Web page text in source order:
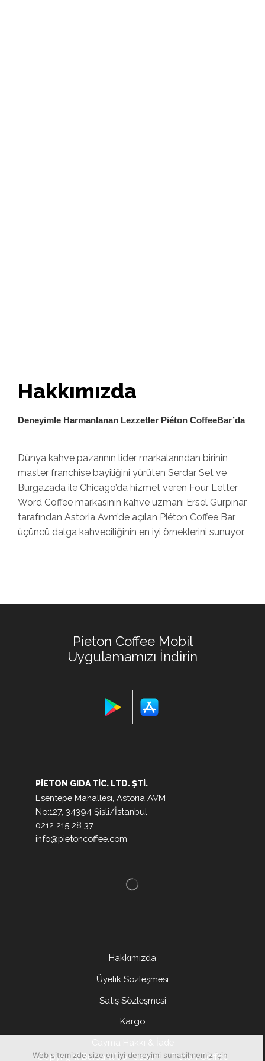
Hakkımızda
Deneyimle Harmanlanan Lezzetler Piéton CoffeeBar’da
Dünya kahve pazarının lider markalarından birinin
master franchise bayiliğini yürüten Serdar Set ve
Burgazada ile Chicago’da hizmet veren Four Letter
Word Coffee markasının kahve uzmanı Ersel Gürpınar
tarafından Astoria Avm’de açılan Piéton Coffee Bar,
üçüncü dalga kahveciliğinin en iyi örneklerini sunuyor.
Pieton Coffee Mobil
Uygulamamızı İndirin
PIETON GIDA TIC. LTD. ŞTI.
Esentepe Mahallesi, Astoria AVM
No:127, 34394 Şişli/İstanbul
0212 215 28 37
info@pietoncoffee.com
Hakkımızda
Üyelik Sözleşmesi
Satış Sözleşmesi
Kargo
CopyrightBursa Web Tasarım – Pieton Coffee
Web sitemizde size en iyi deneyimi sunabilmemiz için